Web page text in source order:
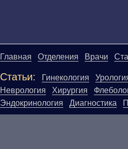
Главная Отделения Врачи
Статьи: Гинекология
Неврология
Хирургия
Эндокринология
Диагностика